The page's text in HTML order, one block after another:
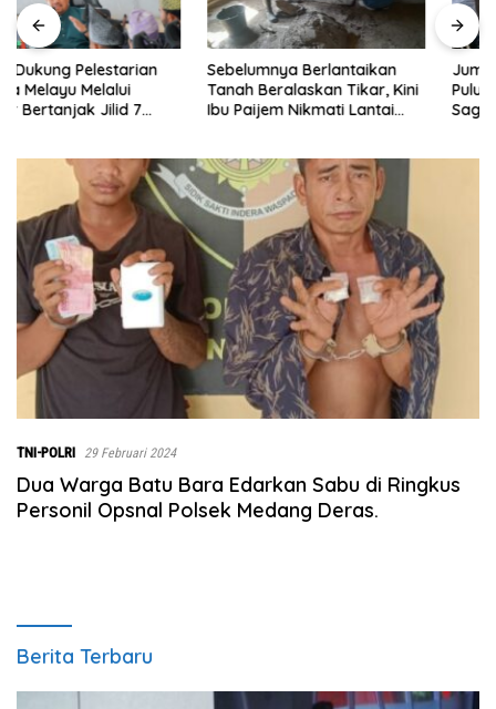
Sebelumnya Berlantaikan
Tanah Beralaskan Tikar, Kini
Ibu Paijem Nikmati Lantai
0208/Asahan
Jumat Berkah Polsek Lima
Puluh, Kapolsek Salomo
Sagala Salurkan Sembako
TNI-POLRI 29 Februari 2024
Dua Warga Batu Bara Edarkan Sabu di Ringkus
Personil Opsnal Polsek Medang Deras.
Berita Terbaru